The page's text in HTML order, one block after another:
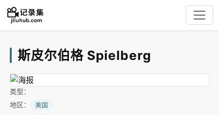
斯皮尔伯格 Spielberg
类型：
地区：
美国